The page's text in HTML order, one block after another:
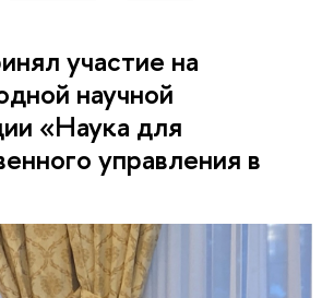
участие на
научной
«Наука для
управления в